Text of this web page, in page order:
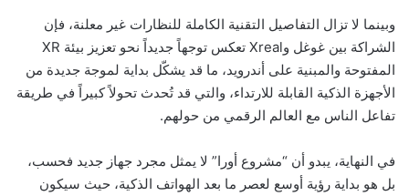
وبينما لا تزال التفاصيل التقنية الكاملة للنظارات غير معلنة، فإن
الشراكة بين غوغل وXreal تعكس توجهاً جديداً نحو تعزيز بيئة XR
المفتوحة والمبنية على أندرويد، ما قد يشكّل بداية لموجة جديدة من
الأجهزة الذكية القابلة للارتداء، والتي قد تُحدث تحولاً كبيراً في طريقة
تفاعل الناس مع العالم الرقمي من حولهم.
في النهاية، يبدو أن “مشروع أورا” لا يمثل مجرد جهاز جديد فحسب،
بل هو بداية رؤية أوسع لعصر ما بعد الهواتف الذكية، حيث سيكون